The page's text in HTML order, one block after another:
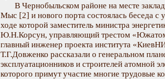
В Чернобыльском районе на месте
Мыс [2] и нового порта состоялась беседа с
ходе которой заместитель министра
Ю.Н.Корсун, управляющий трестом
главный инженер проекта института
Т.Г.Довженко рассказали о генеральном
эксплуатационников и строителей атомной
которого примут участие многие трудовые